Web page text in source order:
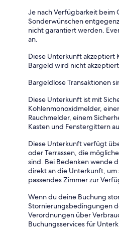
Je nach Verfügbarkeit beim
Sonderwünschen
nicht garantiert werden.
an.
Diese Unterkunft akzeptiert
Bargeld wird nicht
Bargeldlose Transaktionen
Diese Unterkunft ist mit
Kohlenmonoxidmelder,
Rauchmelder, einem
Kasten und Fenstergittern
Diese Unterkunft verfügt
oder Terrassen, die
sind. Bei Bedenken wende
direkt an die Unterkunft, um
passendes Zimmer zur
Wenn du deine Buchung
Stornierungsbedingungen
Verordnungen über
Buchungsservices für